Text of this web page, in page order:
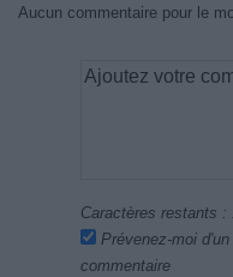
Aucun commentaire pour le
Caractères restants :
Prévenez-moi
commentaire